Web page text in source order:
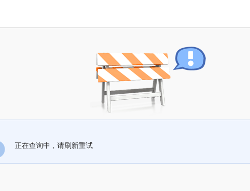
正在查询中，请刷新重试